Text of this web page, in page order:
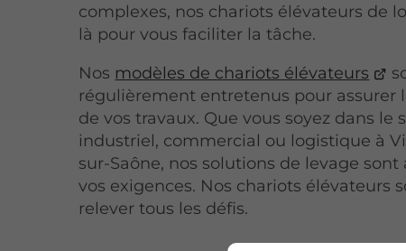
complexes, nos chariots élévateurs de
là pour vous faciliter la tâche.
Nos modèles de chariots élévateurs
régulièrement entretenus pour assurer
de vos travaux. Que vous soyez dans le
industriel, commercial ou logistique à
sur-Saône, nos solutions de levage sont
vos exigences. Nos chariots élévateurs
relever tous les défis.